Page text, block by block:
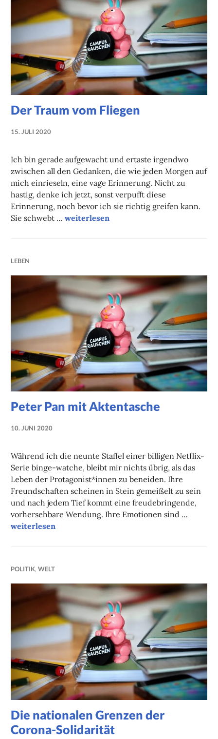
Der Traum vom Fliegen
15. JULI 2020
Ich bin gerade aufgewacht und ertaste irgendwo
zwischen all den Gedanken, die wie jeden Morgen auf
mich einrieseln, eine vage Erinnerung. Nicht zu
hastig, denke ich jetzt, sonst verpufft diese
Erinnerung, noch bevor ich sie richtig greifen kann.
Sie schwebt …Der Traum vom Fliegen
weiterlesen
LEBEN
Peter Pan mit Aktentasche
10. JUNI 2020
Während ich die neunte Staffel einer billigen Netflix-
Serie binge-watche, bleibt mir nichts übrig, als das
Leben der Protagonist*innen zu beneiden. Ihre
Freundschaften scheinen in Stein gemeißelt zu sein
und nach jedem Tief kommt eine freudebringende,
vorhersehbare Wendung. Ihre Emotionen sind …
Peter Pan mit Aktentasche
weiterlesen
POLITIK,WELT
Die nationalen Grenzen der
Corona-Solidarität